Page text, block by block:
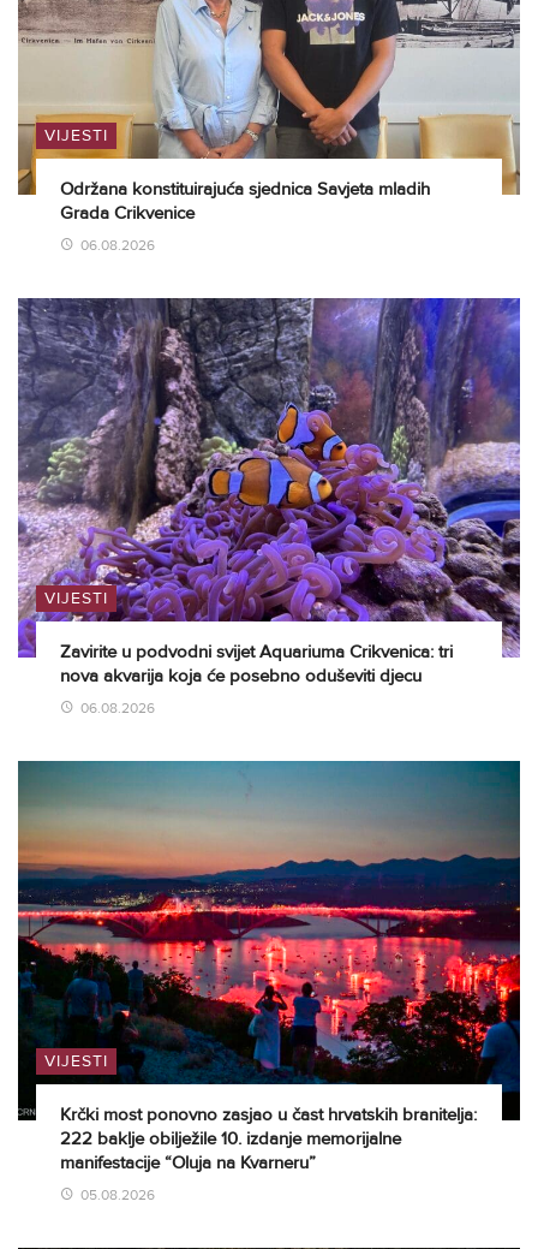
VIJESTI
Održana konstituirajuća sjednica Savjeta mladih
Grada Crikvenice
06.08.2026
VIJESTI
Zavirite u podvodni svijet Aquariuma Crikvenica: tri
nova akvarija koja će posebno oduševiti djecu
06.08.2026
VIJESTI
Krčki most ponovno zasjao u čast hrvatskih branitelja:
222 baklje obilježile 10. izdanje memorijalne
manifestacije “Oluja na Kvarneru”
05.08.2026